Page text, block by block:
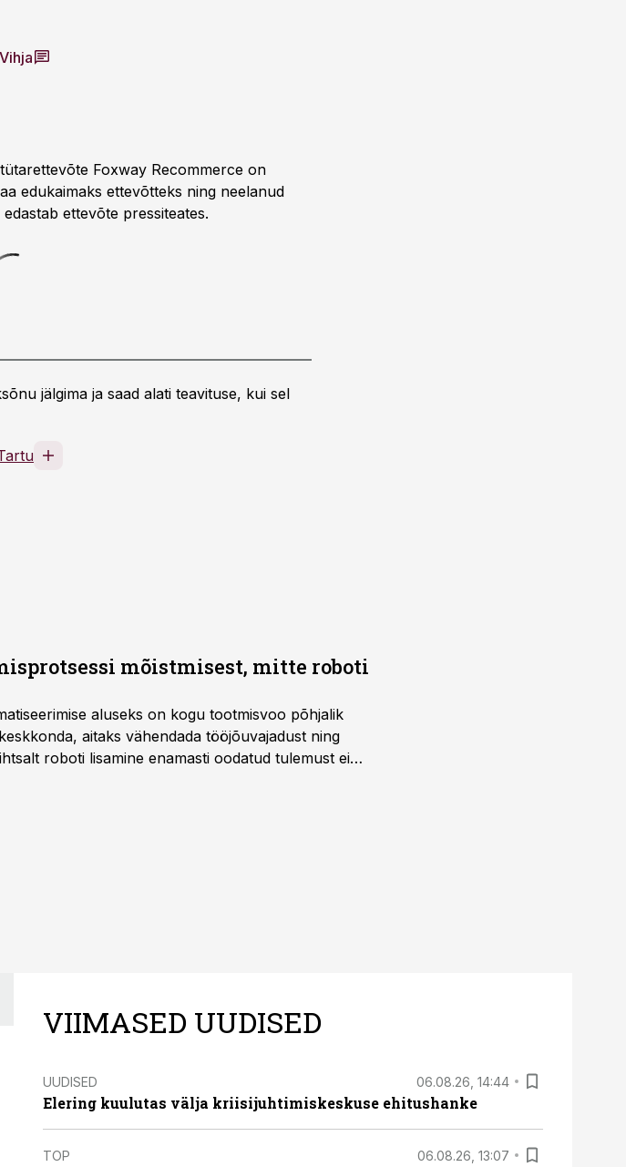
Vihja
Foxway Recommerce on
edukaimaks ettevõtteks ning neelanud
ettevõte pressiteates.
jälgima ja saad alati teavituse, kui sel
mõistmisest, mitte roboti
aluseks on kogu tootmisvoo põhjalik
aitaks vähendada tööjõuvajadust ning
roboti lisamine enamasti oodatud tulemust ei
VIIMASED UUDISED
UUDISED 06.08.26, 14:44
Elering kuulutas välja kriisijuhtimiskeskuse ehitushanke
TOP 06.08.26, 13:07